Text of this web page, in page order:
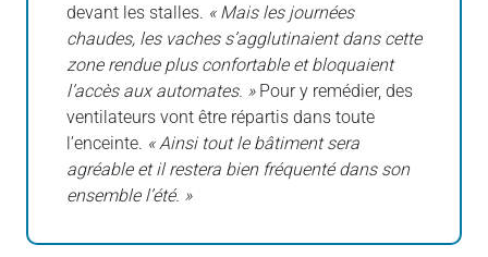
devant les stalles. « Mais les journées
chaudes, les vaches s’agglutinaient dans cette
zone rendue plus confortable et bloquaient
l’accès aux automates. »Pour y remédier, des
ventilateurs vont être répartis dans toute
l’enceinte. « Ainsi tout le bâtiment sera
agréable et il restera bien fréquenté dans son
ensemble l’été. »